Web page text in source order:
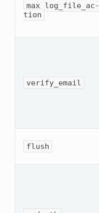
max_log_file_ac­
tion
verify_email
flush